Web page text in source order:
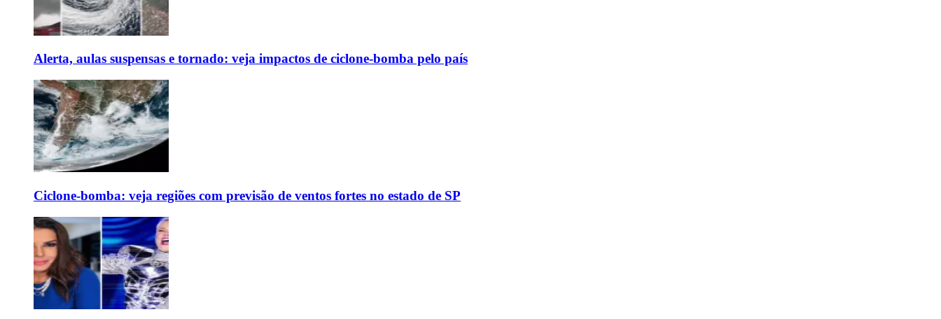
Alerta, aulas suspensas e tornado: veja impactos de ciclone-bomba pelo país
Ciclone-bomba: veja regiões com previsão de ventos fortes no estado de SP